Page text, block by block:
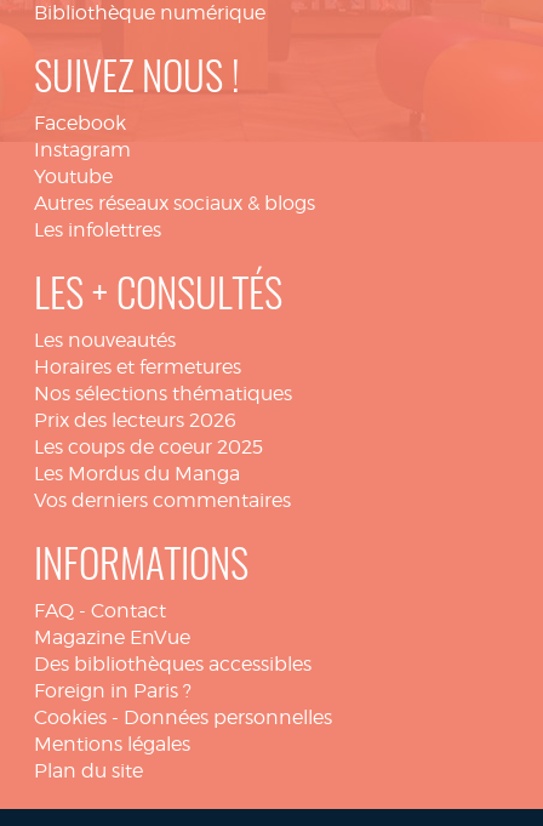
Bibliothèque numérique
SUIVEZ NOUS !
Facebook
Instagram
Youtube
Autres réseaux sociaux & blogs
Les infolettres
LES + CONSULTÉS
Les nouveautés
Horaires et fermetures
Nos sélections thématiques
Prix des lecteurs 2026
Les coups de coeur 2025
Les Mordus du Manga
Vos derniers commentaires
INFORMATIONS
FAQ - Contact
Magazine EnVue
Des bibliothèques accessibles
Foreign in Paris ?
Cookies - Données personnelles
Mentions légales
Plan du site